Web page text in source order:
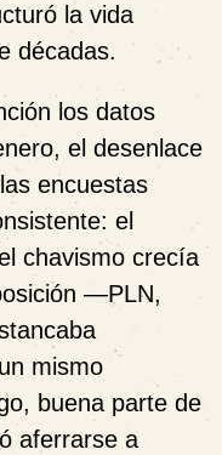
la vida
décadas.
los datos
el desenlace
encuestas
el
chavismo crecía
—PLN,
mismo
buena parte de
aferrarse a